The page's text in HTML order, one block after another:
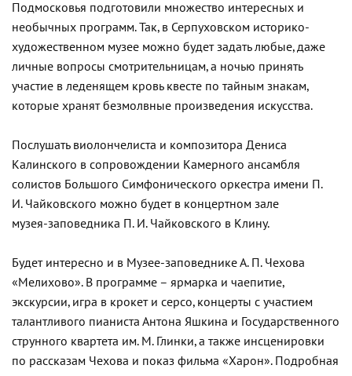
Подмосковья подготовили множество интересных и
необычных программ. Так, в Серпуховском историко-
художественном музее можно будет задать любые, даже
личные вопросы смотрительницам, а ночью принять
участие в леденящем кровь квесте по тайным знакам,
которые хранят безмолвные произведения искусства.
Послушать виолончелиста и композитора Дениса
Калинского в сопровождении Камерного ансамбля
солистов Большого Симфонического оркестра имени П.
И. Чайковского можно будет в концертном зале
музея‑заповедника П. И. Чайковского в Клину.
Будет интересно и в Музее-заповеднике А. П. Чехова
«Мелихово». В программе – ярмарка и чаепитие,
экскурсии, игра в крокет и серсо, концерты с участием
талантливого пианиста Антона Яшкина и Государственного
струнного квартета им. М. Глинки, а также инсценировки
по рассказам Чехова и показ фильма «Харон». Подробная